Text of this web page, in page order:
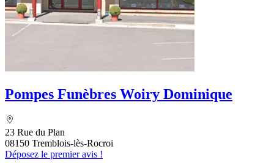
Pompes Funèbres Woiry Dominique
23 Rue du Plan
08150 Tremblois-lès-Rocroi
Déposez le premier avis !